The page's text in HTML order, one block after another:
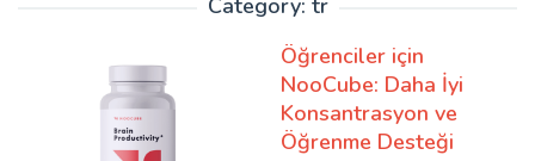
Category: tr
Öğrenciler için
NooCube: Daha İyi
Konsantrasyon ve
Öğrenme Desteği